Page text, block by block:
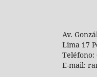
Av.
Lima 17
Teléfono:
E-mail: